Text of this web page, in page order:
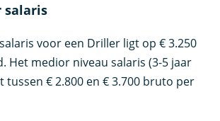
salaris
voor een Driller ligt op € 3.250
Het medior niveau salaris (3-5 jaar
tussen € 2.800 en € 3.700 bruto per